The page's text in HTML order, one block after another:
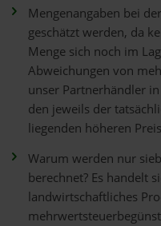
Mengenangaben bei
geschätzt werden, da
Menge sich noch im
Abweichungen von
unser Partnerhändler
den jeweils der
liegenden höheren
Warum werden nur
berechnet? Es handelt
landwirtschaftliches